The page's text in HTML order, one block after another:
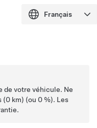
de votre véhicule. Ne
(0 km) (ou 0 %). Les